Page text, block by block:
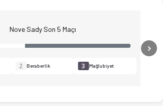
Nove Sady Son 5 Maçı
2 Beraberlik 3 Mağlubiyet